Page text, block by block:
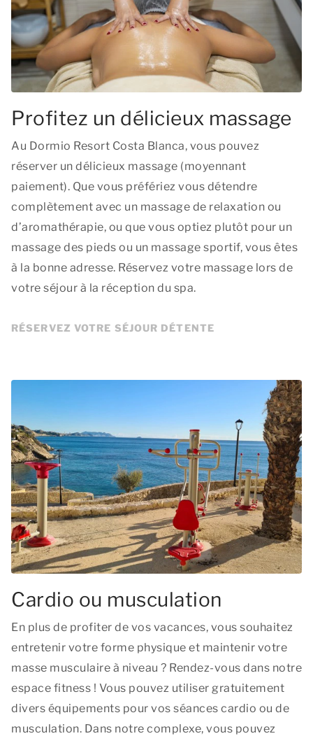
Profitez un délicieux massage
Au Dormio Resort Costa Blanca, vous pouvez
réserver un délicieux massage (moyennant
paiement). Que vous préfériez vous détendre
complètement avec un massage de relaxation ou
d’aromathérapie, ou que vous optiez plutôt pour un
massage des pieds ou un massage sportif, vous êtes
à la bonne adresse. Réservez votre massage lors de
votre séjour à la réception du spa.
RÉSERVEZ VOTRE SÉJOUR DÉTENTE
Cardio ou musculation
En plus de profiter de vos vacances, vous souhaitez
entretenir votre forme physique et maintenir votre
masse musculaire à niveau ? Rendez-vous dans notre
espace fitness ! Vous pouvez utiliser gratuitement
divers équipements pour vos séances cardio ou de
musculation. Dans notre complexe, vous pouvez